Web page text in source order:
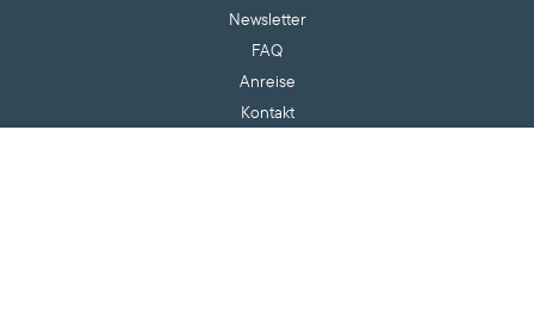
Newsletter
FAQ
Anreise
Kontakt